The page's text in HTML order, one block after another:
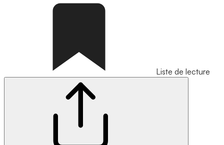
Liste de lecture